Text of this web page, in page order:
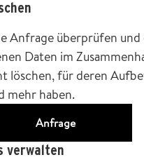
Anfrage überprüfen und
Daten im
löschen, für deren
mehr haben.
Anfrage
verwalten